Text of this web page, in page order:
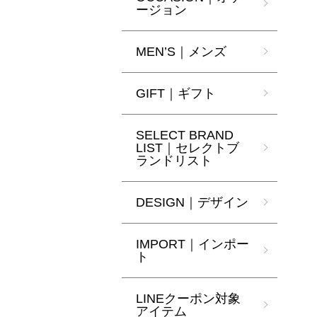
ージョン
MEN’S｜メンズ
GIFT｜ギフト
SELECT BRAND
LIST｜セレクトブ
ランドリスト
DESIGN｜デザイン
IMPORT｜インポー
ト
LINEクーポン対象
アイテム